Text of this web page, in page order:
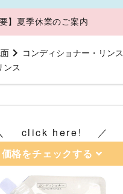
要】夏季休業のご案内
コンディショナー・リンス
ンス
click here!
価格をチェックする